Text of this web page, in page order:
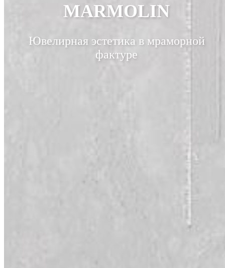
MARMOLIN
Ювелирная эстетика в мраморной
фактуре